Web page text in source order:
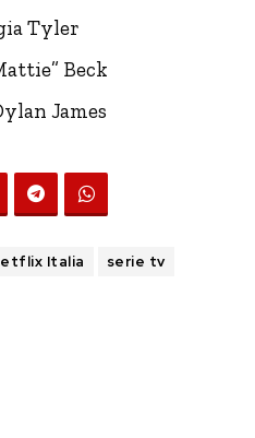
Tyler
Beck
James
Italia serie tv